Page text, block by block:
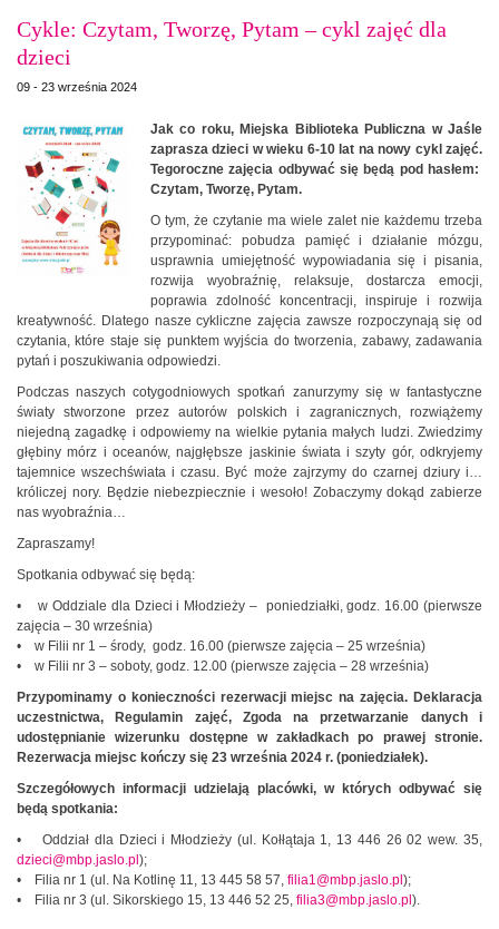
Cykle: Czytam, Tworzę, Pytam – cykl zajęć dla
dzieci
09 - 23 września 2024
Jak co roku, Miejska Biblioteka Publiczna w Jaśle
zaprasza dzieci w wieku 6-10 lat na nowy cykl zajęć.
Tegoroczne zajęcia odbywać się będą pod hasłem:
Czytam, Tworzę, Pytam.
O tym, że czytanie ma wiele zalet nie każdemu trzeba
przypominać: pobudza pamięć i działanie mózgu,
usprawnia umiejętność wypowiadania się i pisania,
rozwija wyobraźnię, relaksuje, dostarcza emocji,
poprawia zdolność koncentracji, inspiruje i rozwija
kreatywność. Dlatego nasze cykliczne zajęcia zawsze rozpoczynają się od
czytania, które staje się punktem wyjścia do tworzenia, zabawy, zadawania
pytań i poszukiwania odpowiedzi.
Podczas naszych cotygodniowych spotkań zanurzymy się w fantastyczne
światy stworzone przez autorów polskich i zagranicznych, rozwiążemy
niejedną zagadkę i odpowiemy na wielkie pytania małych ludzi. Zwiedzimy
głębiny mórz i oceanów, najgłębsze jaskinie świata i szyty gór, odkryjemy
tajemnice wszechświata i czasu. Być może zajrzymy do czarnej dziury i…
króliczej nory. Będzie niebezpiecznie i wesoło! Zobaczymy dokąd zabierze
nas wyobraźnia…
Zapraszamy!
Spotkania odbywać się będą:
• w Oddziale dla Dzieci i Młodzieży – poniedziałki, godz. 16.00 (pierwsze
zajęcia – 30 września)
• w Filii nr 1 – środy, godz. 16.00 (pierwsze zajęcia – 25 września)
• w Filii nr 3 – soboty, godz. 12.00 (pierwsze zajęcia – 28 września)
Przypominamy o konieczności rezerwacji miejsc na zajęcia. Deklaracja
uczestnictwa, Regulamin zajęć, Zgoda na przetwarzanie danych i
udostępnianie wizerunku dostępne w zakładkach po prawej stronie.
Rezerwacja miejsc kończy się 23 września 2024 r. (poniedziałek).
Szczegółowych informacji udzielają placówki, w których odbywać się
będą spotkania:
• Oddział dla Dzieci i Młodzieży (ul. Kołłątaja 1, 13 446 26 02 wew. 35,
dzieci@mbp.jaslo.pl);
• Filia nr 1 (ul. Na Kotlinę 11, 13 445 58 57, filia1@mbp.jaslo.pl);
• Filia nr 3 (ul. Sikorskiego 15, 13 446 52 25, filia3@mbp.jaslo.pl).